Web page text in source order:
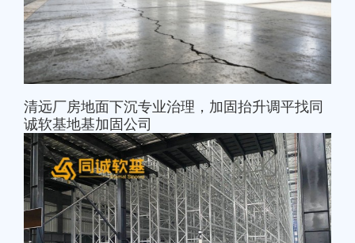
清远厂房地面下沉专业治理，加固抬升调平找同
诚软基地基加固公司